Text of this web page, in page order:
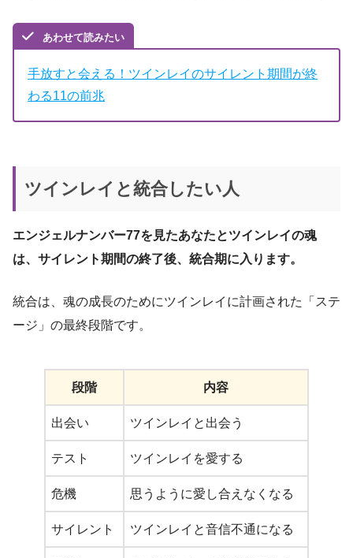
あわせて読みたい
手放すと会える！ツインレイのサイレント期間が終
わる11の前兆
ツインレイと統合したい人
エンジェルナンバー77を見たあなたとツインレイの魂
は、サイレント期間の終了後、統合期に入ります。
統合は、魂の成長のためにツインレイに計画された「ステ
ージ」の最終段階です。
段階 内容
出会い ツインレイと出会う
テスト ツインレイを愛する
危機 思うように愛し合えなくなる
サイレント ツインレイと音信不通になる